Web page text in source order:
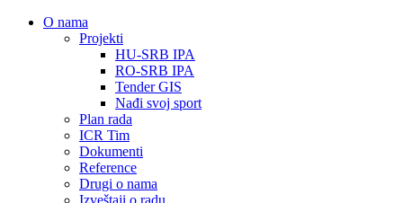
О nama
Projekti
HU-SRB IPA
RO-SRB IPA
Tender GIS
Nađi svoj sport
Plan rada
ICR Tim
Dokumenti
Reference
Drugi o nama
Izveštaji o radu